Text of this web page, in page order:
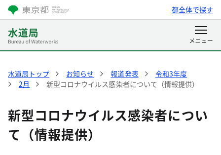
都全体で探す
水道局トップ お知らせ 報道発表
令和3年度
2月
新型コロナウイルス感染者について（情報提供）
新型コロナウイルス感染者につい
て（情報提供）